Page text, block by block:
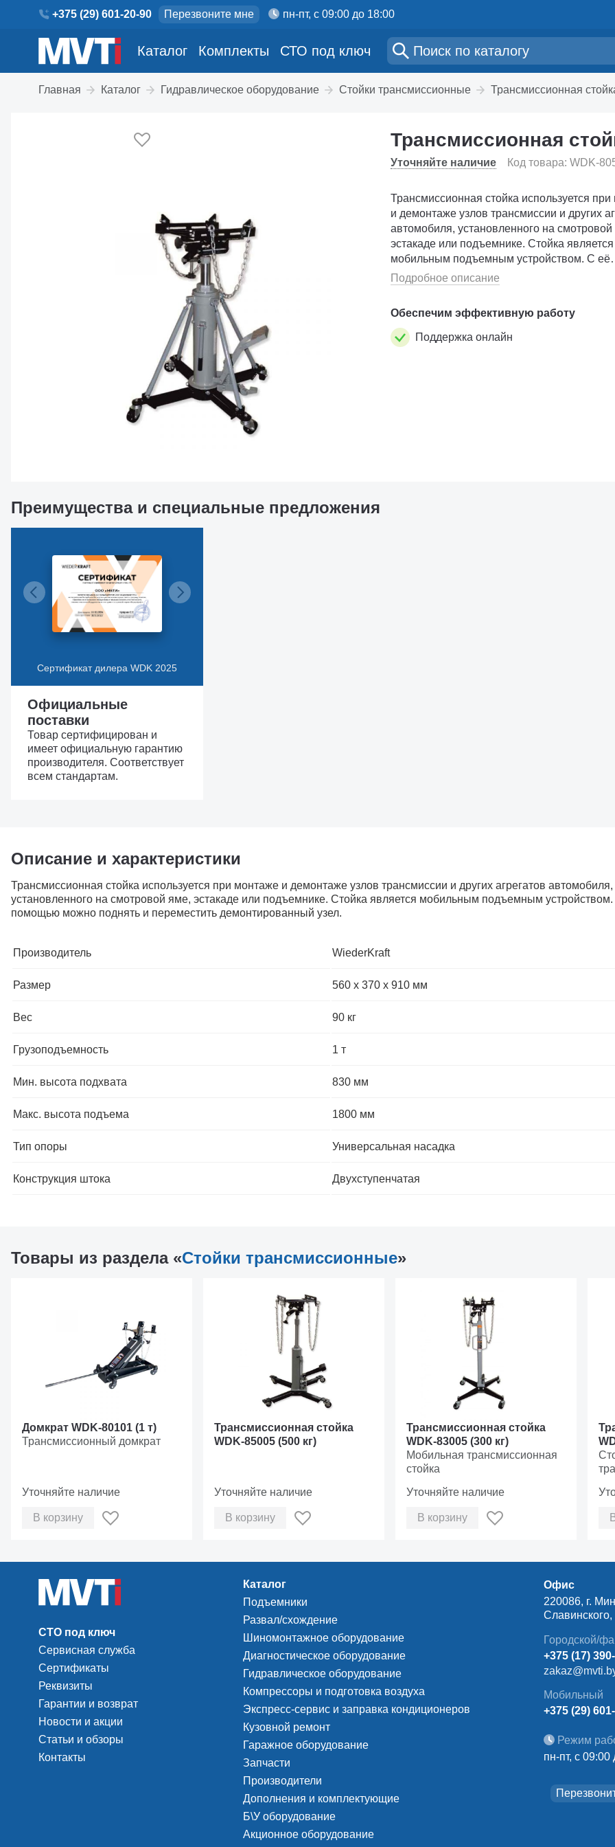
+375 (29) 601-20-90 Перезвоните мне пн-пт, с 09:00 до 18:00
Каталог Комплекты СТО под ключ
Главная Каталог Гидравлическое оборудование Стойки трансмиссионные Трансмиссионная
Трансмиссионная
Уточняйте наличие Код товара: WDK-
Трансмиссионная стойка используется
и демонтаже узлов трансмиссии и других
автомобиля, установленного на
эстакаде или подъемнике. Стойка является
мобильным подъемным устройством. С её
помощью можно поднять и переместить
Подробное описание
Обеспечим эффективную работу
Поддержка онлайн
Преимущества и специальные предложения
Сертификат дилера WDK 2025
Официальные
поставки
Товар сертифицирован и
имеет официальную гарантию
производителя. Соответствует
всем стандартам.
Описание и характеристики
Трансмиссионная стойка используется при монтаже и демонтаже узлов трансмиссии и других агрегатов автомобиля,
установленного на смотровой яме, эстакаде или подъемнике. Стойка является мобильным подъемным
помощью можно поднять и переместить демонтированный узел.
Производитель WiederKraft
Размер 560 х 370 х 910 мм
Вес 90 кг
Грузоподъемность 1 т
Мин. высота подхвата 830 мм
Макс. высота подъема 1800 мм
Тип опоры Универсальная насадка
Конструкция штока Двухступенчатая
Товары из раздела «Стойки трансмиссионные»
Домкрат WDK-80101 (1 т)
Трансмиссионный домкрат
Уточняйте наличие
В корзину
Трансмиссионная стойка
WDK-85005 (500 кг)
Уточняйте наличие
В корзину
Трансмиссионная стойка
WDK-83005 (300 кг)
Мобильная трансмиссионная
стойка
Уточняйте наличие
В корзину
СТО под ключ
Сервисная служба
Сертификаты
Реквизиты
Гарантии и возврат
Новости и акции
Статьи и обзоры
Контакты
Каталог
Подъемники
Развал/схождение
Шиномонтажное оборудование
Диагностическое оборудование
Гидравлическое оборудование
Компрессоры и подготовка воздуха
Экспресс-сервис и заправка кондиционеров
Кузовной ремонт
Гаражное оборудование
Запчасти
Производители
Дополнения и комплектующие
Б\У оборудование
Акционное оборудование
Офис
220086, г.
Городской/
+375 (17)
Мобильный
+375 (29)
Режим
пн-пт, с 09:00